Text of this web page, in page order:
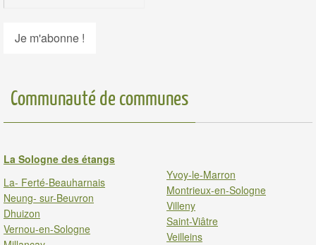
Communauté de communes
La Sologne des étangs
La- Ferté-Beauharnais
Neung- sur-Beuvron
Dhuizon
Vernou-en-Sologne
Yvoy-le-Marron
Montrieux-en-Sologne
Villeny
Saint-Viâtre
Veilleins